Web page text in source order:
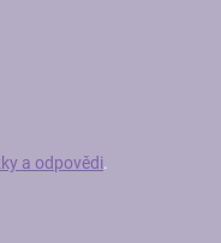
a odpovědi.